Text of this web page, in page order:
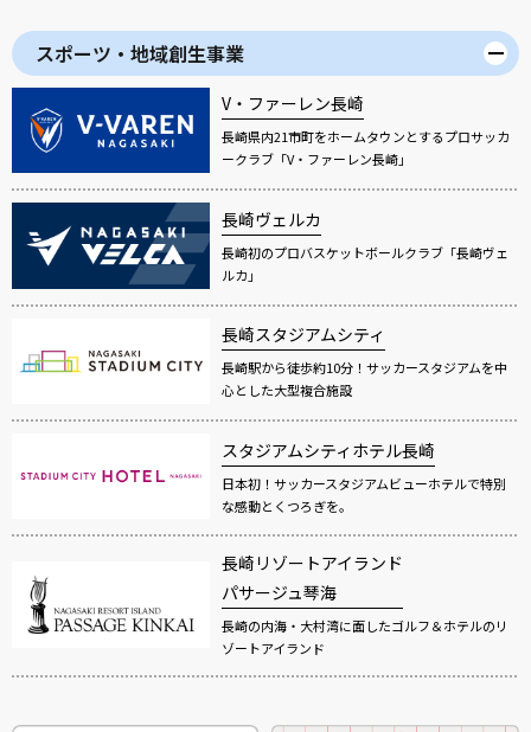
スポーツ・地域創生事業
V・ファーレン長崎
長崎県内21市町をホームタウンとするプロサッカ
ークラブ「V・ファーレン長崎」
長崎ヴェルカ
長崎初のプロバスケットボールクラブ「長崎ヴェ
ルカ」
長崎スタジアムシティ
長崎駅から徒歩約10分！サッカースタジアムを中
心とした大型複合施設
スタジアムシティホテル長崎
日本初！サッカースタジアムビューホテルで特別
な感動とくつろぎを。
長崎リゾートアイランド
パサージュ琴海
長崎の内海・大村湾に面したゴルフ＆ホテルのリ
ゾートアイランド